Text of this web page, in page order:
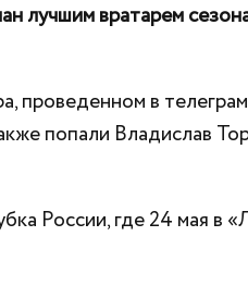
лучшим вратарем
проведенном в
попали Владислав
России, где 24 мая в